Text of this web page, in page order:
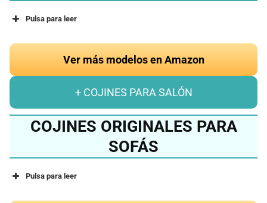
Pulsa para leer
Ver más modelos en Amazon
+ COJINES PARA SALÓN
COJINES ORIGINALES PARA
SOFÁS
Pulsa para leer